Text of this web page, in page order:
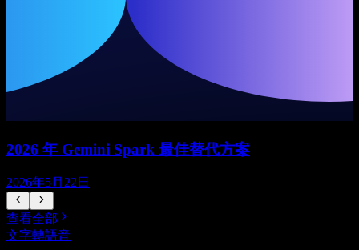
2026 年 Gemini Spark 最佳替代方案
2026年5月22日
查看全部
文字轉語音